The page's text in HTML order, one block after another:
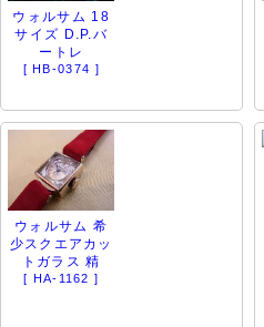
ウォルサム 18
サイズ D.P.バ
ートレ
[ HB-0374 ]
ウォルサム 希
少スクエアカッ
トガラス 精
[ HA-1162 ]